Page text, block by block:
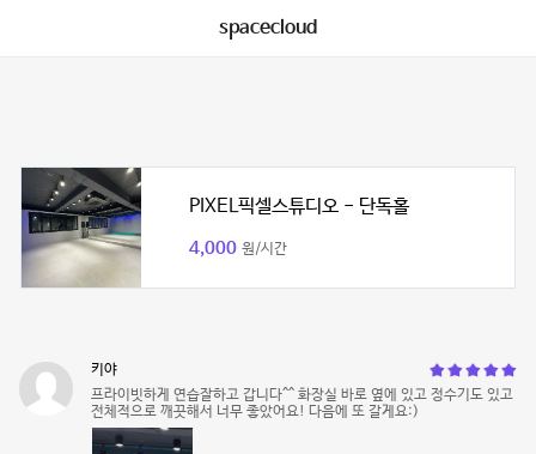
spacecloud
PIXEL픽셀스튜디오 - 단독홀
4,000 원/시간
키야
프라이빗하게 연습잘하고 갑니다^^ 화장실 바로 옆에 있고 정수기도 있고
전체적으로 깨끗해서 너무 좋았어요! 다음에 또 갈게요:)